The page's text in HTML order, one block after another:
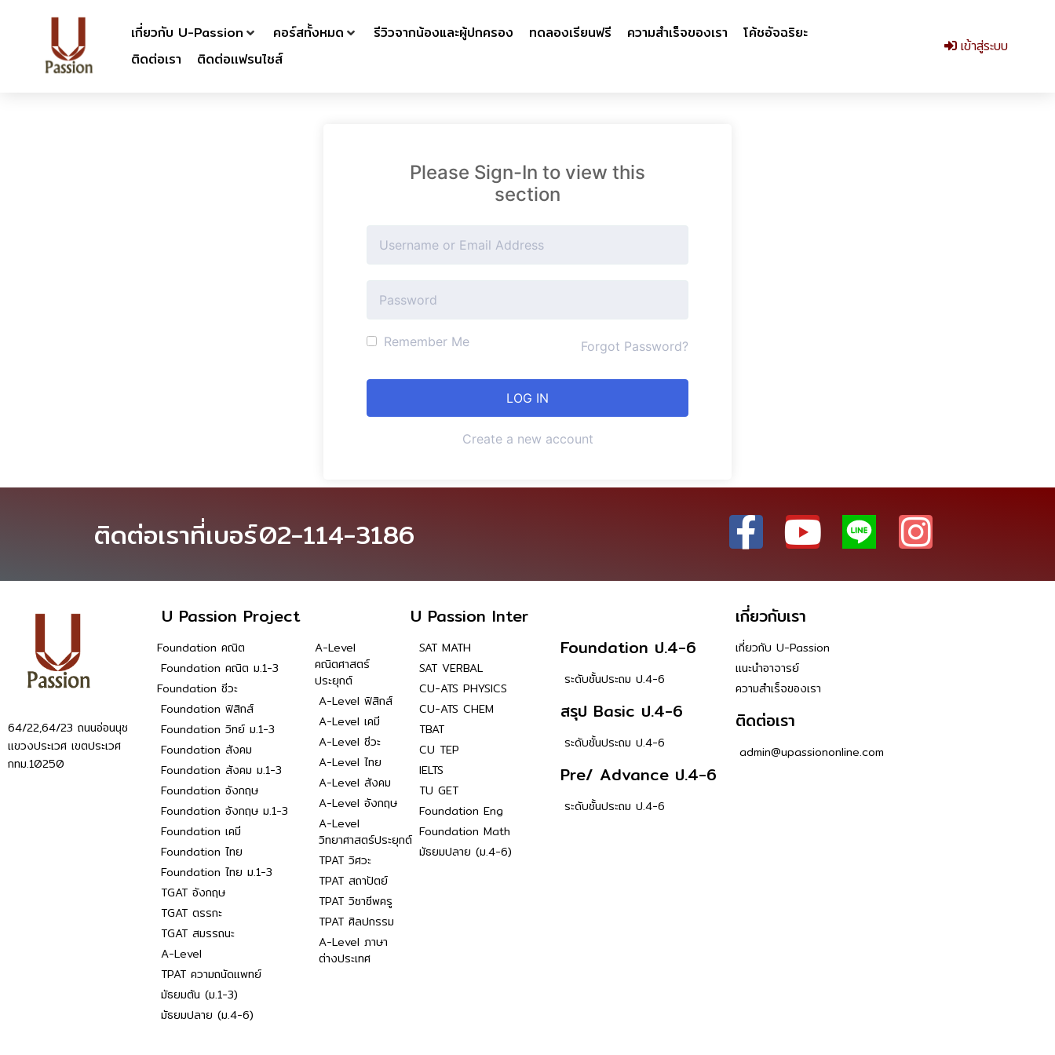
เกี่ยวกับ U-Passion คอร์สทั้งหมด รีวิวจากน้องและผู้ปกครอง ทดลองเรียนฟรี ความสำเร็จของเรา
โค้ชอัจฉริยะ
ติดต่อเรา
ติดต่อเเฟรนไชส์
เข้าสู่ระบบ
Please Sign-In to view this
section
Remember Me Forgot Password?
Create a new account
ติดต่อเราที่เบอร์02-114-3186
U Passion Project U Passion Inter เกี่ยวกับเรา
64/22,64/23 ถนนอ่อนนุช
แขวงประเวศ เขตประเวศ
กทม.10250
Foundation คณิต
Foundation คณิต ม.1-3
Foundation ชีวะ
Foundation ฟิสิกส์
Foundation วิทย์ ม.1-3
Foundation สังคม
Foundation สังคม ม.1-3
Foundation อังกฤษ
Foundation อังกฤษ ม.1-3
Foundation เคมี
Foundation ไทย
Foundation ไทย ม.1-3
TGAT อังกฤษ
TGAT ตรรกะ
TGAT สมรรถนะ
A-Level
TPAT ความถนัดแพทย์
มัธยมต้น (ม.1-3)
มัธยมปลาย (ม.4-6)
A-Level
คณิตศาสตร์
ประยุกต์
A-Level ฟิสิกส์
A-Level เคมี
A-Level ชีวะ
A-Level ไทย
A-Level สังคม
A-Level อังกฤษ
A-Level
วิทยาศาสตร์ประยุกต์
TPAT วิศวะ
TPAT สถาปัตย์
TPAT วิชาชีพครู
TPAT ศิลปกรรม
A-Level ภาษา
ต่างประเทศ
SAT MATH
SAT VERBAL
CU-ATS PHYSICS
CU-ATS CHEM
TBAT
CU TEP
IELTS
TU GET
Foundation Eng
Foundation Math
มัธยมปลาย (ม.4-6)
Foundation ป.4-6
ระดับชั้นประถม ป.4-6
สรุป Basic ป.4-6
ระดับชั้นประถม ป.4-6
Pre/ Advance ป.4-6
ระดับชั้นประถม ป.4-6
เกี่ยวกับ U-Passion
แนะนำอาจารย์
ความสำเร็จของเรา
ติดต่อเรา
admin@upassiononline.com